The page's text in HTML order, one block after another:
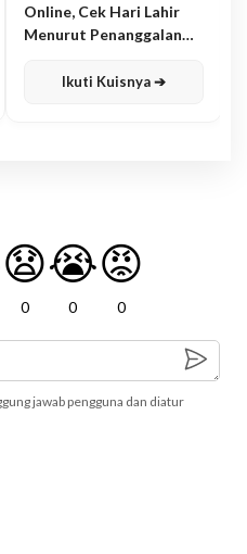
Online, Cek Hari Lahir
Menurut Penanggalan
Ikuti Kuisnya ➔
😧
0
😭
0
😡
0
jawab pengguna dan diatur